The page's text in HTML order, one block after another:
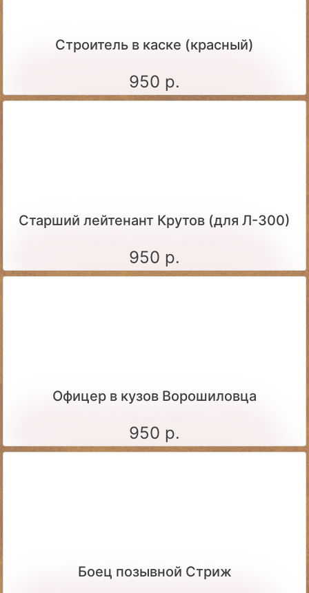
Строитель в каске (красный)
950 р.
Старший лейтенант Крутов (для Л-300)
950 р.
Офицер в кузов Ворошиловца
950 р.
Боец позывной Стриж